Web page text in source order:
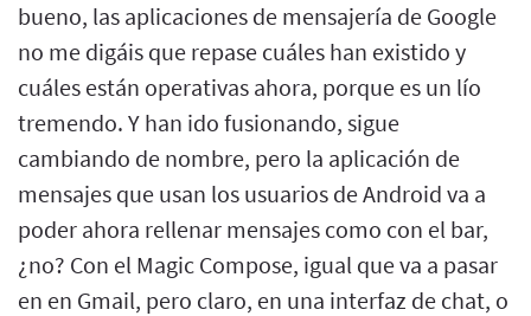
bueno, las aplicaciones de mensajería de Google
no me digáis que repase cuáles han existido y
cuáles están operativas ahora, porque es un lío
tremendo. Y han ido fusionando, sigue
cambiando de nombre, pero la aplicación de
mensajes que usan los usuarios de Android va a
poder ahora rellenar mensajes como con el bar,
¿no? Con el Magic Compose, igual que va a pasar
en en Gmail, pero claro, en una interfaz de chat, o